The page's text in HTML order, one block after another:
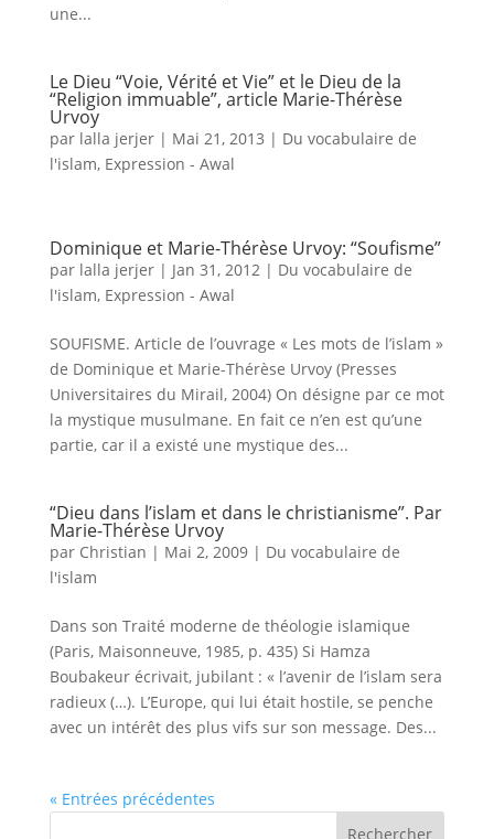
une...
Le Dieu “Voie, Vérité et Vie” et le Dieu de la
“Religion immuable”, article Marie-Thérèse
Urvoy
par lalla jerjer| Mai 21, 2013 | Du vocabulaire de
l'islam, Expression - Awal
Dominique et Marie-Thérèse Urvoy: “Soufisme”
par lalla jerjer| Jan 31, 2012| Du vocabulaire de
l'islam, Expression - Awal
SOUFISME. Article de l’ouvrage « Les mots de l’islam »
de Dominique et Marie-Thérèse Urvoy (Presses
Universitaires du Mirail, 2004) On désigne par ce mot
la mystique musulmane. En fait ce n’en est qu’une
partie, car il a existé une mystique des...
“Dieu dans l’islam et dans le christianisme”. Par
Marie-Thérèse Urvoy
par Christian | Mai 2, 2009| Du vocabulaire de
l'islam
Dans son Traité moderne de théologie islamique
(Paris, Maisonneuve, 1985, p. 435) Si Hamza
Boubakeur écrivait, jubilant : « l’avenir de l’islam sera
radieux (…). L’Europe, qui lui était hostile, se penche
avec un intérêt des plus vifs sur son message. Des...
« Entrées précédentes